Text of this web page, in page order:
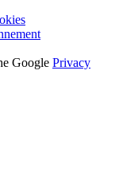
Google Privacy